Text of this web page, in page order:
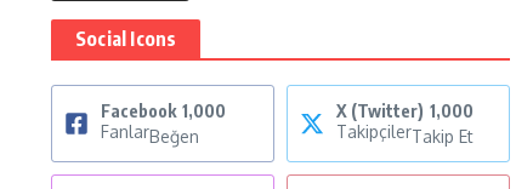
Social Icons
Facebook 1,000
FanlarBeğen
X (Twitter) 1,000
TakipçilerTakip Et